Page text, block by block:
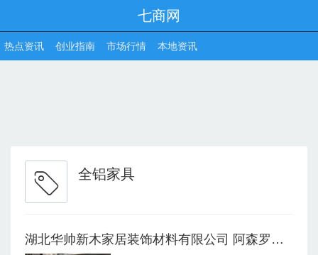
七商网
热点资讯 创业指南 市场行情 本地资讯
全铝家具
湖北华帅新木家居装饰材料有限公司 阿森罗实力不可小觑